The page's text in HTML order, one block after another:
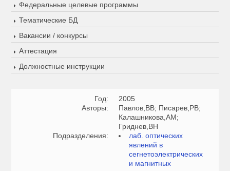
Федеральные целевые программы
Тематические БД
Вакансии / конкурсы
Аттестация
Должностные инструкции
Год:
2005
Авторы:
Павлов,ВВ; Писарев,РВ;
Калашникова,АМ;
Гриднев,ВН
Подразделения:
лаб. оптических
явлений в
сегнетоэлектрических
и магнитных